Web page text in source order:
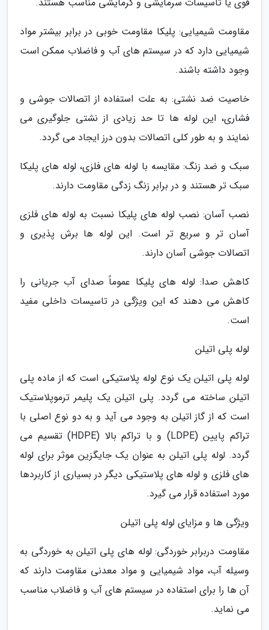
مقاومت شیمیایی: پلیکا مقاومت خوبی در برابر بیشتر مواد
شیمیایی دارد که در سیستم های آب و فاضلاب ممکن است
وجود داشته باشند.
خاصیت ضد نشتی: به علت استفاده از اتصالات جوشی و
فشاری، این لوله ها تا حد زیادی از نشتی جلوگیری می
نمایند و به طور کلی اتصالات بدون درز ایجاد می گردد.
سبک و ضد زنگ: مقایسه با لوله های فلزی، لوله های پلیکا
سبک تر هستند و در برابر زنگ زدگی مقاومت دارند.
نصب آسان: نصب لوله های پلیکا نسبت به لوله های فلزی
آسان تر و سریع تر است. این لوله ها برش پذیری و
اتصالات جوشی آسان دارند.
کاهش صدا: لوله های پلیکا عموماً صدای آب جریانی را
کاهش می دهند که این ویژگی در تاسیسات داخلی مفید
است.
لوله پلی اتیلن
لوله پلی اتیلن یک نوع لوله پلاستیکی است که از ماده پلی
اتیلن ساخته می گردد. پلی اتیلن یک پلیمر ترموپلاستیک
است که از گاز اتیلن به وجود می آید و به دو نوع اصلی با
تراکم پایین (LDPE) و با تراکم بالا (HDPE) تقسیم می
گردد. لوله پلی اتیلن به عنوان یک جایگزین موثر برای لوله
های فلزی و لوله های پلاستیکی دیگر در بسیاری از کاربردها
مورد استفاده قرار می گیرد.
ویژگی ها و مزایای لوله پلی اتیلن
مقاومت دربرابر خوردگی: لوله های پلی اتیلن به خوردگی به
وسیله آب، مواد شیمیایی و مواد معدنی مقاومت دارند که
آن ها را برای استفاده در سیستم های آب و فاضلاب مناسب
می نماید.